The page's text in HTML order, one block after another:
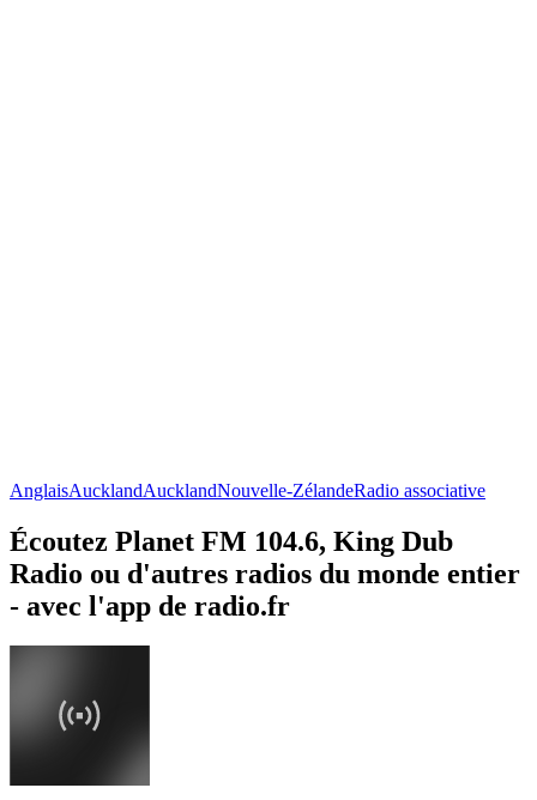
AnglaisAucklandAucklandNouvelle-ZélandeRadio associative
Écoutez Planet FM 104.6, King Dub
Radio ou d'autres radios du monde entier
- avec l'app de radio.fr